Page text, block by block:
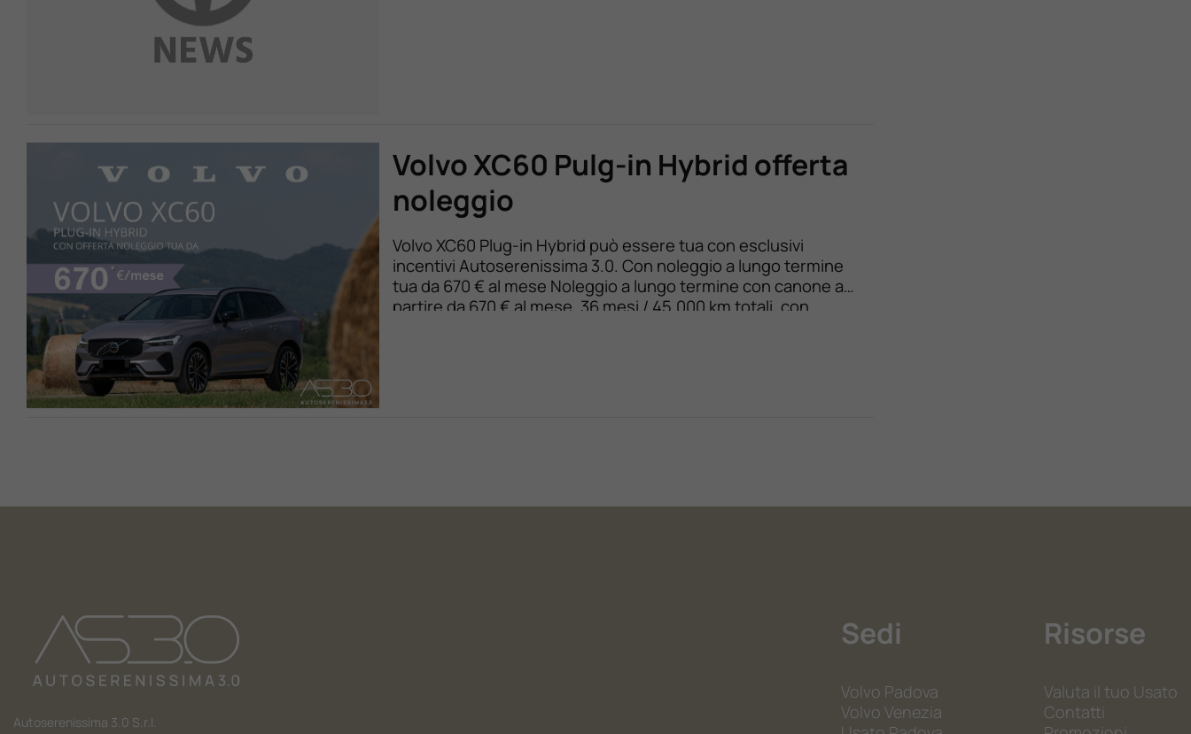
Volvo XC60 Pulg-in Hybrid offerta
noleggio
Volvo XC60 Plug-in Hybrid può essere tua con esclusivi
incentivi Autoserenissima 3.0. Con noleggio a lungo termine
tua da 670 € al mese Noleggio a lungo termine con canone a
partire da 670 € al mese, 36 mesi / 45.000 km totali, con
Autoserenissima 3.0 S.r.l.
Sedi
Volvo Padova
Volvo Venezia
Risorse
Valuta il tuo Usato
Contatti